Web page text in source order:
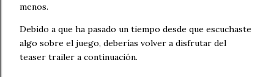
menos.
Debido a que ha pasado un tiempo desde que escuchaste
algo sobre el juego, deberías volver a disfrutar del
teaser trailer a continuación.